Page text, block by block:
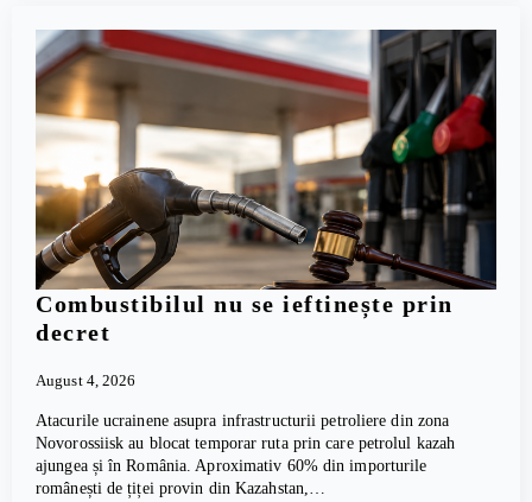
Combustibilul nu se ieftinește prin
decret
August 4, 2026
Atacurile ucrainene asupra infrastructurii petroliere din zona
Novorossiisk au blocat temporar ruta prin care petrolul kazah
ajungea și în România. Aproximativ 60% din importurile
românești de țiței provin din Kazahstan,…